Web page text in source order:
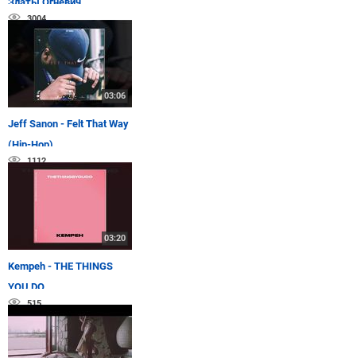
3004
03:06
Jeff Sanon - Felt That Way
(Hip-Hop)
1112
03:20
Kempeh - THE THINGS
YOU DO
515